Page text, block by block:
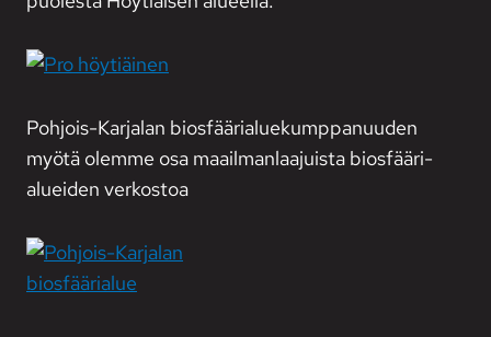
Pohjois-Karjalan biosfääri­alue­kumppanuuden
myötä olemme osa maailman­laajuista biosfääri­
alueiden verkostoa